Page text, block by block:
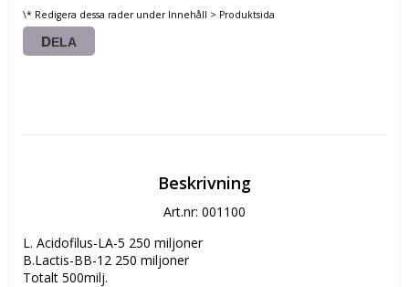
\* Redigera dessa rader under Innehåll > Produktsida
DELA
Beskrivning
Art.nr: 001100
L. Acidofilus-LA-5 250 miljoner
B.Lactis-BB-12 250 miljoner
Totalt 500milj.